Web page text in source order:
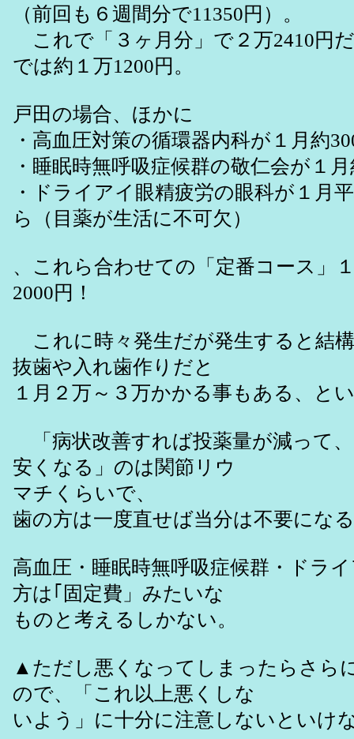
（前回も６週間分で11350円）。
これで「３ヶ月分」で２万2410円
では約１万1200円。
戸田の場合、ほかに
・高血圧対策の循環器内科が１月約
・睡眠時無呼吸症候群の敬仁会が１
・ドライアイ眼精疲労の眼科が１月
ら（目薬が生活に不可欠）
、これら合わせての「定番コース」
2000円！
これに時々発生だが発生すると結
抜歯や入れ歯作りだと
１月２万～３万かかる事もある、と
「病状改善すれば投薬量が減って
安くなる」のは関節リウ
マチくらいで、
歯の方は一度直せば当分は不要にな
高血圧・睡眠時無呼吸症候群・ドラ
方は｢固定費」みたいな
ものと考えるしかない。
▲ただし悪くなってしまったらさら
ので、「これ以上悪くしな
いよう」に十分に注意しないといけ